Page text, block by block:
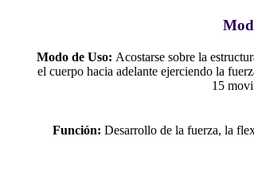
Modo de Uso: Acostarse sobre la
el cuerpo hacia adelante ejerciendo la
15
Función: Desarrollo de la fuerza, la